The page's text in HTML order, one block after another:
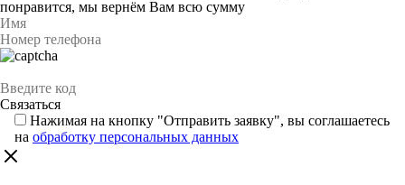
понравится, мы вернём Вам всю сумму
Нажимая на кнопку "Отправить заявку", вы соглашаетесь
на обработку персональных данных